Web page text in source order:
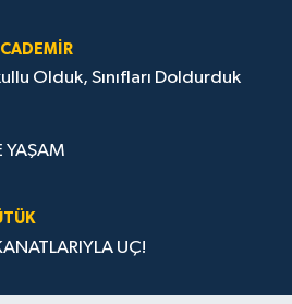
Olduk, Sınıfları Doldurduk
YAŞAM
UÇ!